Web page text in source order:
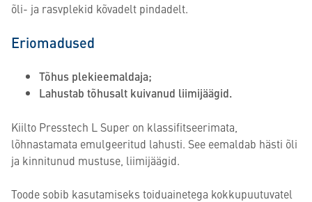
õli- ja rasvplekid kõvadelt pindadelt.
Eriomadused
Tõhus plekieemaldaja;
Lahustab tõhusalt kuivanud liimijäägid.
Kiilto Presstech L Super on klassifitseerimata,
lõhnastamata emulgeeritud lahusti. See eemaldab hästi õli
ja kinnitunud mustuse, liimijäägid.
Toode sobib kasutamiseks toiduainetega kokkupuutuvatel